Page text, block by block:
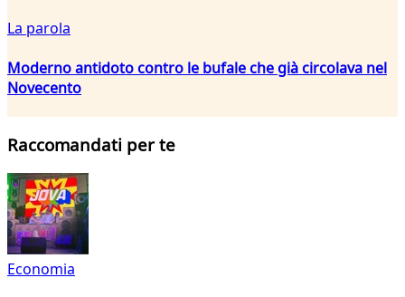
La parola
Moderno antidoto contro le bufale che già circolava nel
Novecento
Raccomandati per te
Economia